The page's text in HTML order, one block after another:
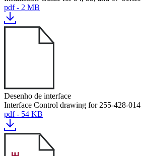
pdf - 2 MB
Desenho de interface
Interface Control drawing for 255-428-014
pdf - 54 KB